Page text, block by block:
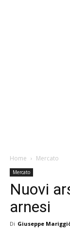
Home Mercato
Mercato
Nuovi
arnesi
Di Giuseppe